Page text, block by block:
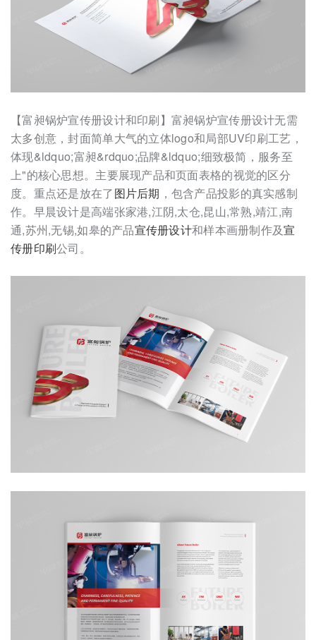
【富昶锅炉宣传册设计和印刷】富昶锅炉宣传册设计无需
太多创意，封面简单大气的立体logo和局部UV印刷工艺，
体现&ldquo;富昶&rdquo;品牌&ldquo;细致极简，服务至
上"的核心思想。主要展现产品和页面表格的视觉的区分
度。重点还是放在了图片后期 ，包含产品投影的真实感制
作。早晨设计是高端张家港,江阴,太仓,昆山,常熟,靖江,南
通,苏州,无锡,如皋的产品宣传册设计和样本画册制作及宣
传册印刷公司。